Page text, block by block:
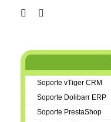
Soporte vTiger CRM
Soporte Dolibarr ERP
Soporte PrestaShop